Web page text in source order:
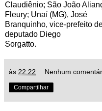
Claudiênio; São João
Fleury; Unaí (MG), José
Branquinho, vice-prefeito
deputado Diego
Sorgatto.
às 22:22 Nenhum
Compartilhar